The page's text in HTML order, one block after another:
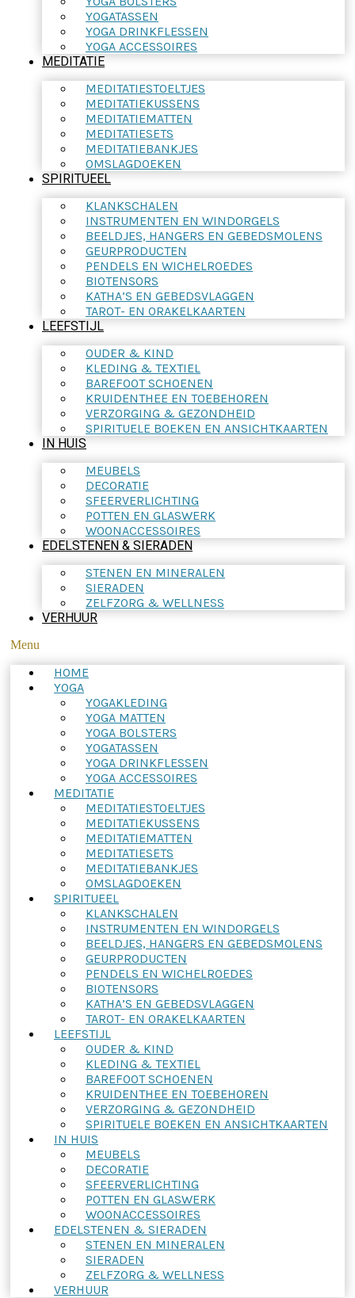
YOGATASSEN
YOGA DRINKFLESSEN
YOGA ACCESSOIRES
MEDITATIE
MEDITATIESTOELTJES
MEDITATIEKUSSENS
MEDITATIEMATTEN
MEDITATIESETS
MEDITATIEBANKJES
OMSLAGDOEKEN
SPIRITUEEL
KLANKSCHALEN
INSTRUMENTEN EN WINDORGELS
BEELDJES, HANGERS EN GEBEDSMOLENS
GEURPRODUCTEN
PENDELS EN WICHELROEDES
BIOTENSORS
KATHA’S EN GEBEDSVLAGGEN
TAROT- EN ORAKELKAARTEN
LEEFSTIJL
OUDER & KIND
KLEDING & TEXTIEL
BAREFOOT SCHOENEN
KRUIDENTHEE EN TOEBEHOREN
VERZORGING & GEZONDHEID
SPIRITUELE BOEKEN EN ANSICHTKAARTEN
IN HUIS
MEUBELS
DECORATIE
SFEERVERLICHTING
POTTEN EN GLASWERK
WOONACCESSOIRES
EDELSTENEN & SIERADEN
STENEN EN MINERALEN
SIERADEN
ZELFZORG & WELLNESS
VERHUUR
Menu
HOME
YOGA
YOGAKLEDING
YOGA MATTEN
YOGA BOLSTERS
YOGATASSEN
YOGA DRINKFLESSEN
YOGA ACCESSOIRES
MEDITATIE
MEDITATIESTOELTJES
MEDITATIEKUSSENS
MEDITATIEMATTEN
MEDITATIESETS
MEDITATIEBANKJES
OMSLAGDOEKEN
SPIRITUEEL
KLANKSCHALEN
INSTRUMENTEN EN WINDORGELS
BEELDJES, HANGERS EN GEBEDSMOLENS
GEURPRODUCTEN
PENDELS EN WICHELROEDES
BIOTENSORS
KATHA’S EN GEBEDSVLAGGEN
TAROT- EN ORAKELKAARTEN
LEEFSTIJL
OUDER & KIND
KLEDING & TEXTIEL
BAREFOOT SCHOENEN
KRUIDENTHEE EN TOEBEHOREN
VERZORGING & GEZONDHEID
SPIRITUELE BOEKEN EN ANSICHTKAARTEN
IN HUIS
MEUBELS
DECORATIE
SFEERVERLICHTING
POTTEN EN GLASWERK
WOONACCESSOIRES
EDELSTENEN & SIERADEN
STENEN EN MINERALEN
SIERADEN
ZELFZORG & WELLNESS
VERHUUR